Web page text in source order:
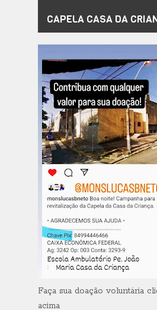
CAPELA CASA DA
Faça sua doação voluntária
acima